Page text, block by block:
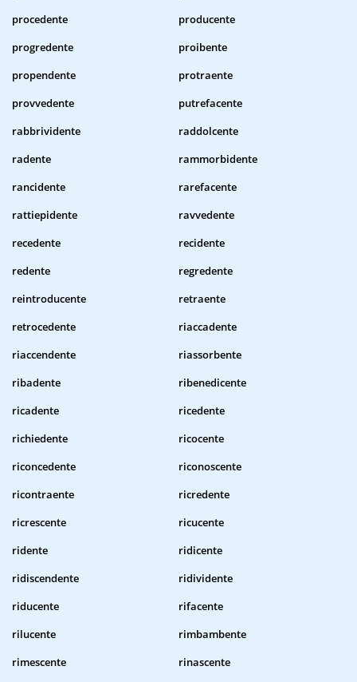
procedente
producente
progredente
proibente
propendente
protraente
provvedente
putrefacente
rabbrividente
raddolcente
radente
rammorbidente
rancidente
rarefacente
rattiepidente
ravvedente
recedente
recidente
redente
regredente
reintroducente
retraente
retrocedente
riaccadente
riaccendente
riassorbente
ribadente
ribenedicente
ricadente
ricedente
richiedente
ricocente
riconcedente
riconoscente
ricontraente
ricredente
ricrescente
ricucente
ridente
ridicente
ridiscendente
ridividente
riducente
rifacente
rilucente
rimbambente
rimescente
rinascente